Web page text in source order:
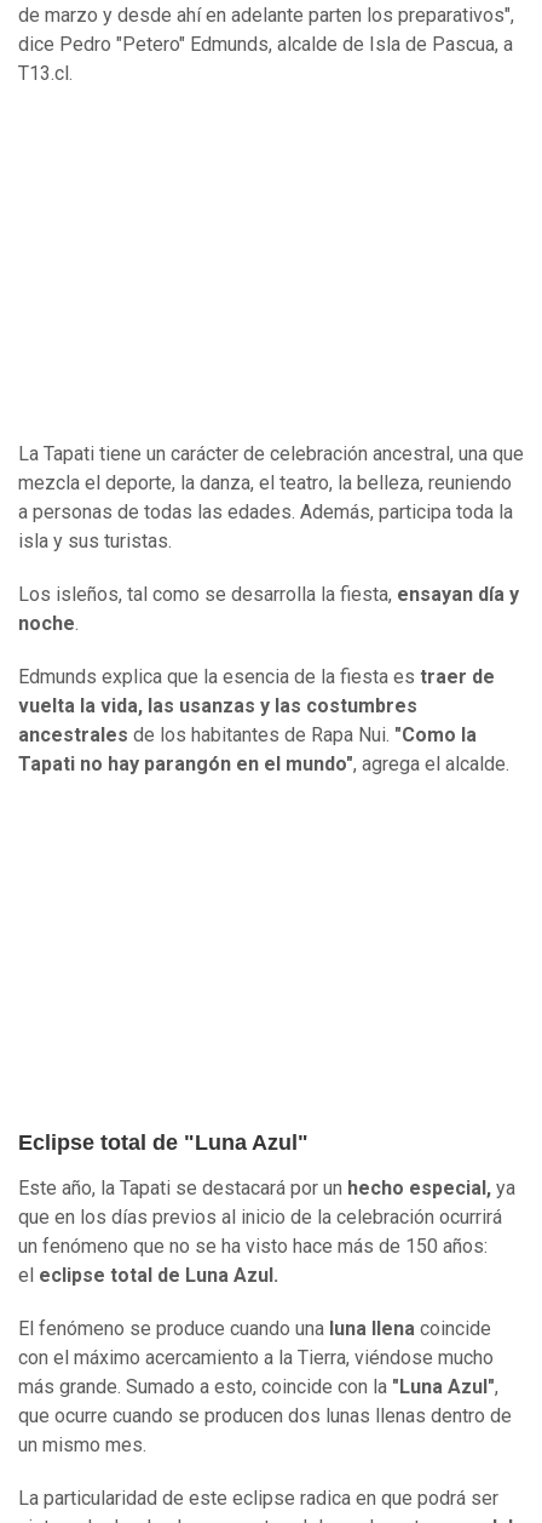
de marzo y desde ahí en adelante parten los preparativos",
dice Pedro "Petero" Edmunds, alcalde de Isla de Pascua, a
T13.cl.
La Tapati tiene un carácter de celebración ancestral, una que
mezcla el deporte, la danza, el teatro, la belleza, reuniendo
a personas de todas las edades. Además, participa toda la
isla y sus turistas.
Los isleños, tal como se desarrolla la fiesta, ensayan día y
noche.
Edmunds explica que la esencia de la fiesta es traer de
vuelta la vida, las usanzas y las costumbres
ancestrales de los habitantes de Rapa Nui. "Como la
Tapati no hay parangón en el mundo", agrega el alcalde.
Eclipse total de "Luna Azul"
Este año, la Tapati se destacará por un hecho especial, ya
que en los días previos al inicio de la celebración ocurrirá
un fenómeno que no se ha visto hace más de 150 años:
el eclipse total de Luna Azul.
El fenómeno se produce cuando una luna llena coincide
con el máximo acercamiento a la Tierra, viéndose mucho
más grande. Sumado a esto, coincide con la "Luna Azul",
que ocurre cuando se producen dos lunas llenas dentro de
un mismo mes.
La particularidad de este eclipse radica en que podrá ser